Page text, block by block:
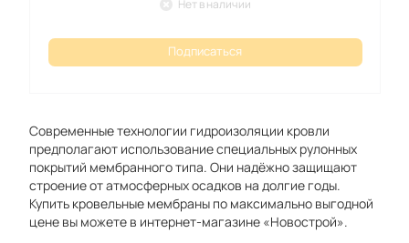
Нет в наличии
Подписаться
Современные технологии гидроизоляции кровли
предполагают использование специальных рулонных
покрытий мембранного типа. Они надёжно защищают
строение от атмосферных осадков на долгие годы.
Купить кровельные мембраны по максимально выгодной
цене вы можете в интернет-магазине «Новострой».